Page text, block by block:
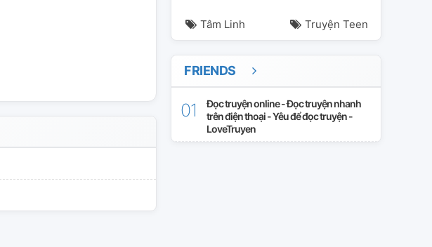
Tâm Linh Truyện Teen
FRIENDS
Đọc truyện online - Đọc truyện nhanh
trên điện thoại - Yêu để đọc truyện -
LoveTruyen